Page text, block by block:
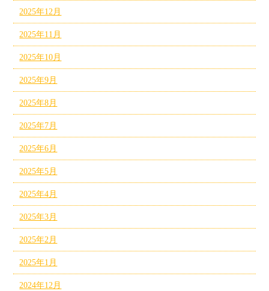
2025年12月
2025年11月
2025年10月
2025年9月
2025年8月
2025年7月
2025年6月
2025年5月
2025年4月
2025年3月
2025年2月
2025年1月
2024年12月